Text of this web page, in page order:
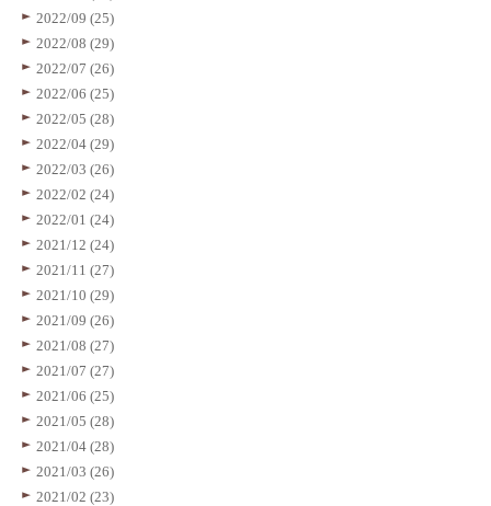
2022/09 (25)
2022/08 (29)
2022/07 (26)
2022/06 (25)
2022/05 (28)
2022/04 (29)
2022/03 (26)
2022/02 (24)
2022/01 (24)
2021/12 (24)
2021/11 (27)
2021/10 (29)
2021/09 (26)
2021/08 (27)
2021/07 (27)
2021/06 (25)
2021/05 (28)
2021/04 (28)
2021/03 (26)
2021/02 (23)